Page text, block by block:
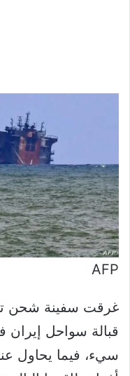
AFP
غرقت سفينة شحن
قبالة سواحل
سيء، فيما يحاول